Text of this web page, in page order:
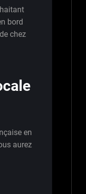
bord
chez
en
aurez